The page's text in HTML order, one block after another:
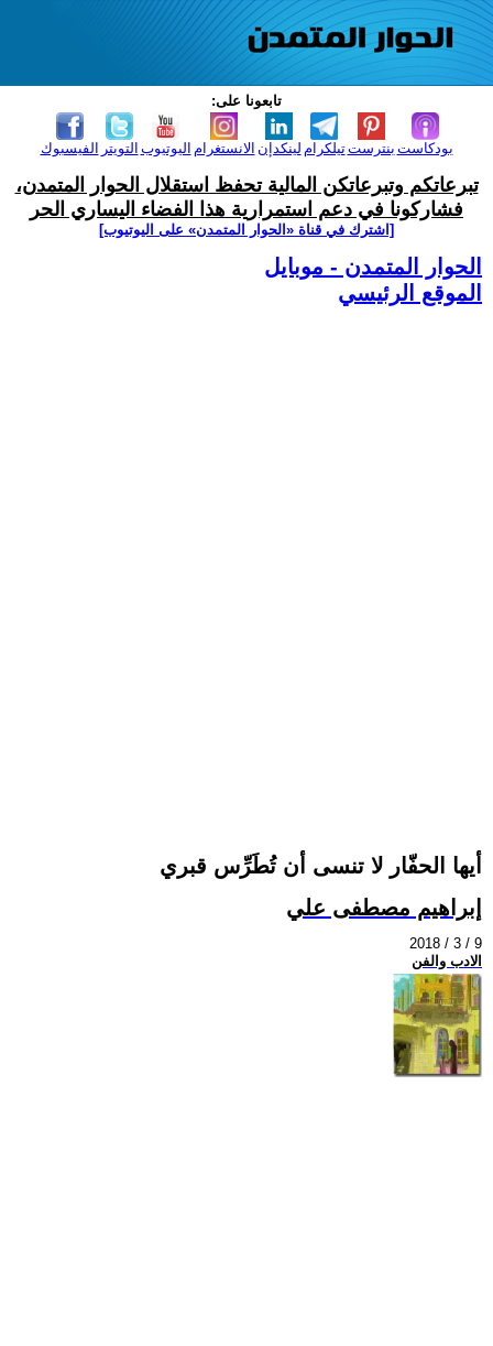
تابعونا على:
الفيسبوك التويتر اليوتيوب الانستغرام لينكدإن تيلكرامبنترست بودكاست
تبرعاتكم وتبرعاتكن المالية تحفظ استقلال الحوار المتمدن،
فشاركونا في دعم استمرارية هذا الفضاء اليساري الحر
[اشترك في قناة ‫«الحوار المتمدن» على اليوتيوب]
الحوار المتمدن - موبايل
الموقع الرئيسي
أيها الحفّار لا تنسى أن تُطَرِّس قبري
إبراهيم مصطفى علي
2018 / 3 / 9
الادب والفن